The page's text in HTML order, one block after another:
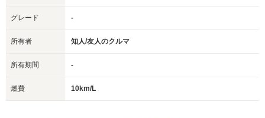
グレード -
所有者 知人/友人のクルマ
所有期間 -
燃費 10km/L